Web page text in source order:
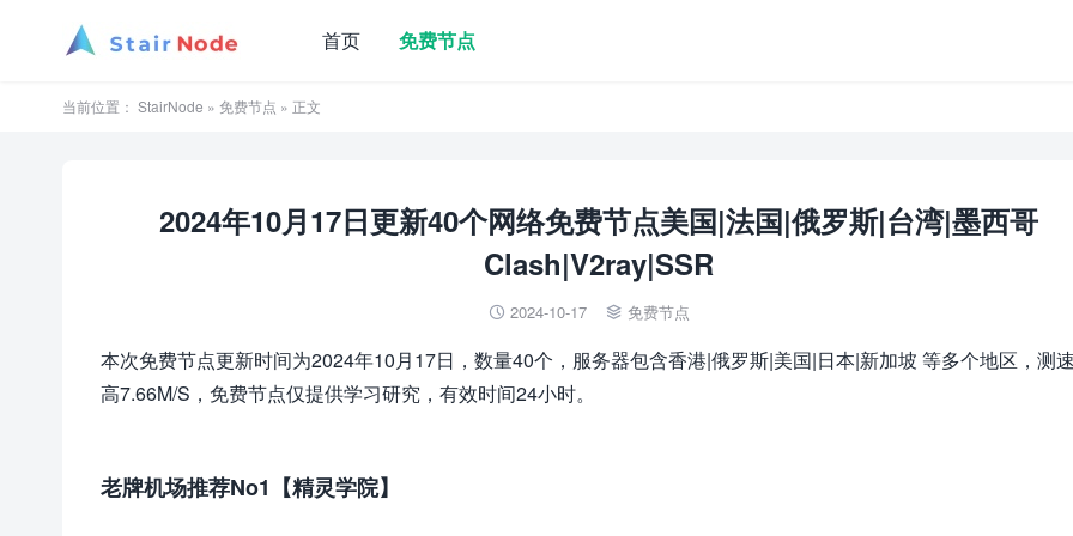
首页 免费节点
当前位置： StairNode » 免费节点 » 正文
2024年10月17日更新40个网络免费节点美国|法国|俄罗斯|台湾|墨西哥
Clash|V2ray|SSR
 2024-10-17  免费节点
本次免费节点更新时间为2024年10月17日，数量40个，服务器包含香港|俄罗斯|美国|日本|新加坡 等多个地区，测
高7.66M/S，免费节点仅提供学习研究，有效时间24小时。
老牌机场推荐No1【精灵学院】